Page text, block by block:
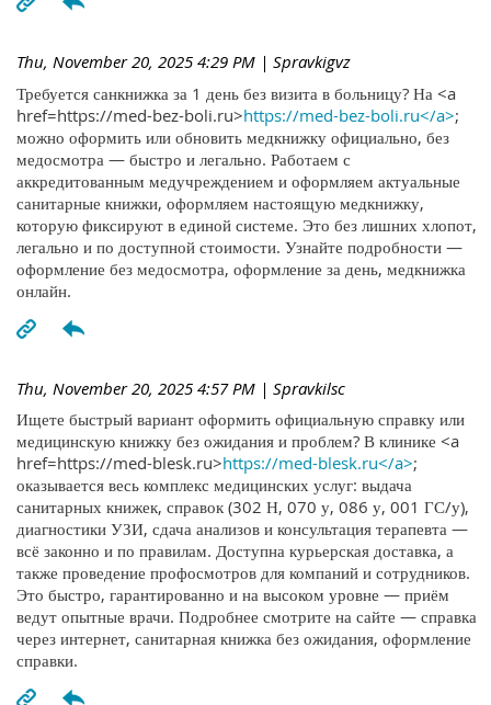
Thu, November 20, 2025 4:29 PM | Spravkigvz
Требуется санкнижка за 1 день без визита в больницу? На <a
href=https://med-bez-boli.ru>https://med-bez-boli.ru</a>;
можно оформить или обновить медкнижку официально, без
медосмотра — быстро и легально. Работаем с
аккредитованным медучреждением и оформляем актуальные
санитарные книжки, оформляем настоящую медкнижку,
которую фиксируют в единой системе. Это без лишних хлопот,
легально и по доступной стоимости. Узнайте подробности —
оформление без медосмотра, оформление за день, медкнижка
онлайн.
Thu, November 20, 2025 4:57 PM | Spravkilsc
Ищете быстрый вариант оформить официальную справку или
медицинскую книжку без ожидания и проблем? В клинике <a
href=https://med-blesk.ru>https://med-blesk.ru</a>;
оказывается весь комплекс медицинских услуг: выдача
санитарных книжек, справок (302 Н, 070 у, 086 у, 001 ГС/у),
диагностики УЗИ, сдача анализов и консультация терапевта —
всё законно и по правилам. Доступна курьерская доставка, а
также проведение профосмотров для компаний и сотрудников.
Это быстро, гарантированно и на высоком уровне — приём
ведут опытные врачи. Подробнее смотрите на сайте — справка
через интернет, санитарная книжка без ожидания, оформление
справки.